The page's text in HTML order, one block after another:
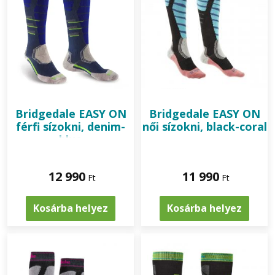
Bridgedale EASY ON
férfi sízokni, denim-
blue
12 990 Ft
Kosárba helyez
Bridgedale EASY ON
női sízokni, black-coral
11 990 Ft
Kosárba helyez